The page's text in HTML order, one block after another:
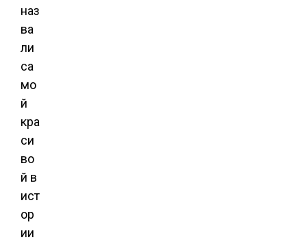
наз
ва
ли
са
мо
й
кра
си
во
й в
ист
ор
ии